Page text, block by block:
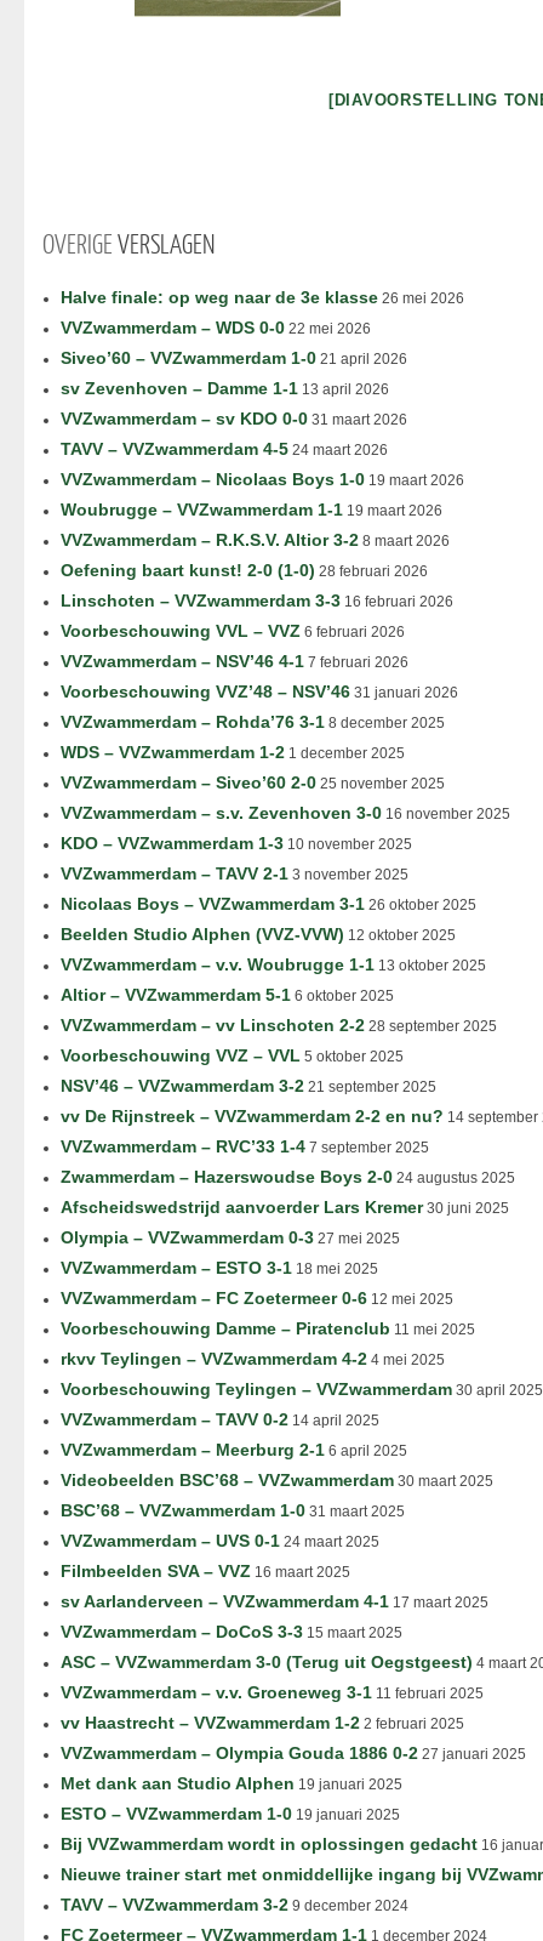
[DIAVOORSTELLING
OVERIGEVERSLAGEN
Halve finale: op weg naar de 3e klasse 26 mei 2026
VVZwammerdam – WDS 0-0 22 mei 2026
Siveo’60 – VVZwammerdam 1-0 21 april 2026
sv Zevenhoven – Damme 1-1 13 april 2026
VVZwammerdam – sv KDO 0-0 31 maart 2026
TAVV – VVZwammerdam 4-5 24 maart 2026
VVZwammerdam – Nicolaas Boys 1-0 19 maart 2026
Woubrugge – VVZwammerdam 1-1 19 maart 2026
VVZwammerdam – R.K.S.V. Altior 3-2 8 maart 2026
Oefening baart kunst! 2-0 (1-0) 28 februari 2026
Linschoten – VVZwammerdam 3-3 16 februari 2026
Voorbeschouwing VVL – VVZ 6 februari 2026
VVZwammerdam – NSV’46 4-1 7 februari 2026
Voorbeschouwing VVZ’48 – NSV’46 31 januari 2026
VVZwammerdam – Rohda’76 3-1 8 december 2025
WDS – VVZwammerdam 1-2 1 december 2025
VVZwammerdam – Siveo’60 2-0 25 november 2025
VVZwammerdam – s.v. Zevenhoven 3-0 16 november 2025
KDO – VVZwammerdam 1-3 10 november 2025
VVZwammerdam – TAVV 2-1 3 november 2025
Nicolaas Boys – VVZwammerdam 3-1 26 oktober 2025
Beelden Studio Alphen (VVZ-VVW) 12 oktober 2025
VVZwammerdam – v.v. Woubrugge 1-1 13 oktober 2025
Altior – VVZwammerdam 5-1 6 oktober 2025
VVZwammerdam – vv Linschoten 2-2 28 september 2025
Voorbeschouwing VVZ – VVL 5 oktober 2025
NSV’46 – VVZwammerdam 3-2 21 september 2025
vv De Rijnstreek – VVZwammerdam 2-2 en nu? 14 september
VVZwammerdam – RVC’33 1-4 7 september 2025
Zwammerdam – Hazerswoudse Boys 2-0 24 augustus 2025
Afscheidswedstrijd aanvoerder Lars Kremer30 juni 2025
Olympia – VVZwammerdam 0-3 27 mei 2025
VVZwammerdam – ESTO 3-1 18 mei 2025
VVZwammerdam – FC Zoetermeer 0-6 12 mei 2025
Voorbeschouwing Damme – Piratenclub 11 mei 2025
rkvv Teylingen – VVZwammerdam 4-2 4 mei 2025
Voorbeschouwing Teylingen – VVZwammerdam 30 april 2025
VVZwammerdam – TAVV 0-2 14 april 2025
VVZwammerdam – Meerburg 2-1 6 april 2025
Videobeelden BSC’68 – VVZwammerdam 30 maart 2025
BSC’68 – VVZwammerdam 1-0 31 maart 2025
VVZwammerdam – UVS 0-1 24 maart 2025
Filmbeelden SVA – VVZ 16 maart 2025
sv Aarlanderveen – VVZwammerdam 4-1 17 maart 2025
VVZwammerdam – DoCoS 3-3 15 maart 2025
ASC – VVZwammerdam 3-0 (Terug uit Oegstgeest) 4 maart
VVZwammerdam – v.v. Groeneweg 3-1 11 februari 2025
vv Haastrecht – VVZwammerdam 1-2 2 februari 2025
VVZwammerdam – Olympia Gouda 1886 0-2 27 januari 2025
Met dank aan Studio Alphen 19 januari 2025
ESTO – VVZwammerdam 1-0 19 januari 2025
Bij VVZwammerdam wordt in oplossingen gedacht 16
Nieuwe trainer start met onmiddellijke ingang bij
TAVV – VVZwammerdam 3-2 9 december 2024
FC Zoetermeer – VVZwammerdam 1-1 1 december 2024